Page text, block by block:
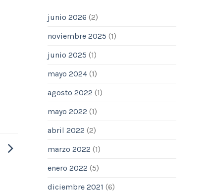
junio 2026 (2)
noviembre 2025 (1)
junio 2025 (1)
mayo 2024 (1)
agosto 2022 (1)
mayo 2022 (1)
abril 2022 (2)
marzo 2022 (1)
enero 2022 (5)
diciembre 2021 (6)